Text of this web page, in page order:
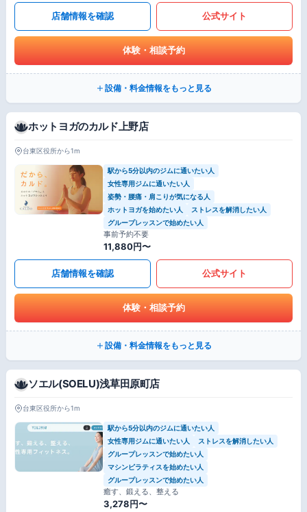
店舗情報を確認 公式サイト
体験・相談予約
設備・料金情報をもっと見る
ホットヨガのカルド上野店
台東区役所から1m
駅から5分以内のジムに通いたい人
女性専用ジムに通いたい人
姿勢・腰痛・肩こりが気になる人
ホットヨガを始めたい人
ストレスを解消したい人
グループレッスンで始めたい人
事前予約不要
11,880円〜
店舗情報を確認 公式サイト
体験・相談予約
設備・料金情報をもっと見る
ソエル(SOELU)浅草田原町店
台東区役所から1m
駅から5分以内のジムに通いたい人
女性専用ジムに通いたい人
ストレスを解消したい人
グループレッスンで始めたい人
マシンピラティスを始めたい人
グループレッスンで始めたい人
癒す、鍛える、整える
3,278円〜